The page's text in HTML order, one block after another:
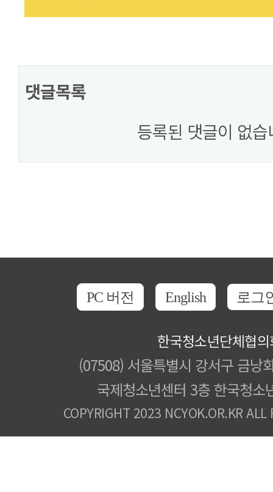
댓글목록
등록된 댓글이 없습
PC 버전 English 로그
한국청소년단체협
(07508) 서울특별시 강서구 금낭
국제청소년센터 3층 한국청소
COPYRIGHT 2023 NCYOK.OR.KR ALL